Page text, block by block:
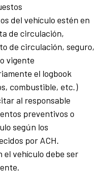
del vehículo estén en
de circulación,
de circulación, seguro,
vigente
el logbook
combustible, etc.)
al responsable
preventivos o
según los
por ACH.
el vehículo debe ser